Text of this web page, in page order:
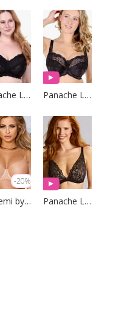
Panache Lingerie Panache Lingerie
-20%
Mefemi by Nipplex Panache Lingerie